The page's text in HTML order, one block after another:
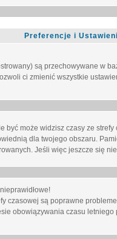
Preferencje i
są przechowywane w
ci zmienić wszystkie
być może widzisz czasy ze
dla twojego obszaru.
Jeśli więc jeszcze się
czasowej są poprawne
obowiązywania czasu